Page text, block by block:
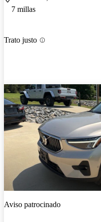
7 millas
Trato justo
Aviso patrocinado